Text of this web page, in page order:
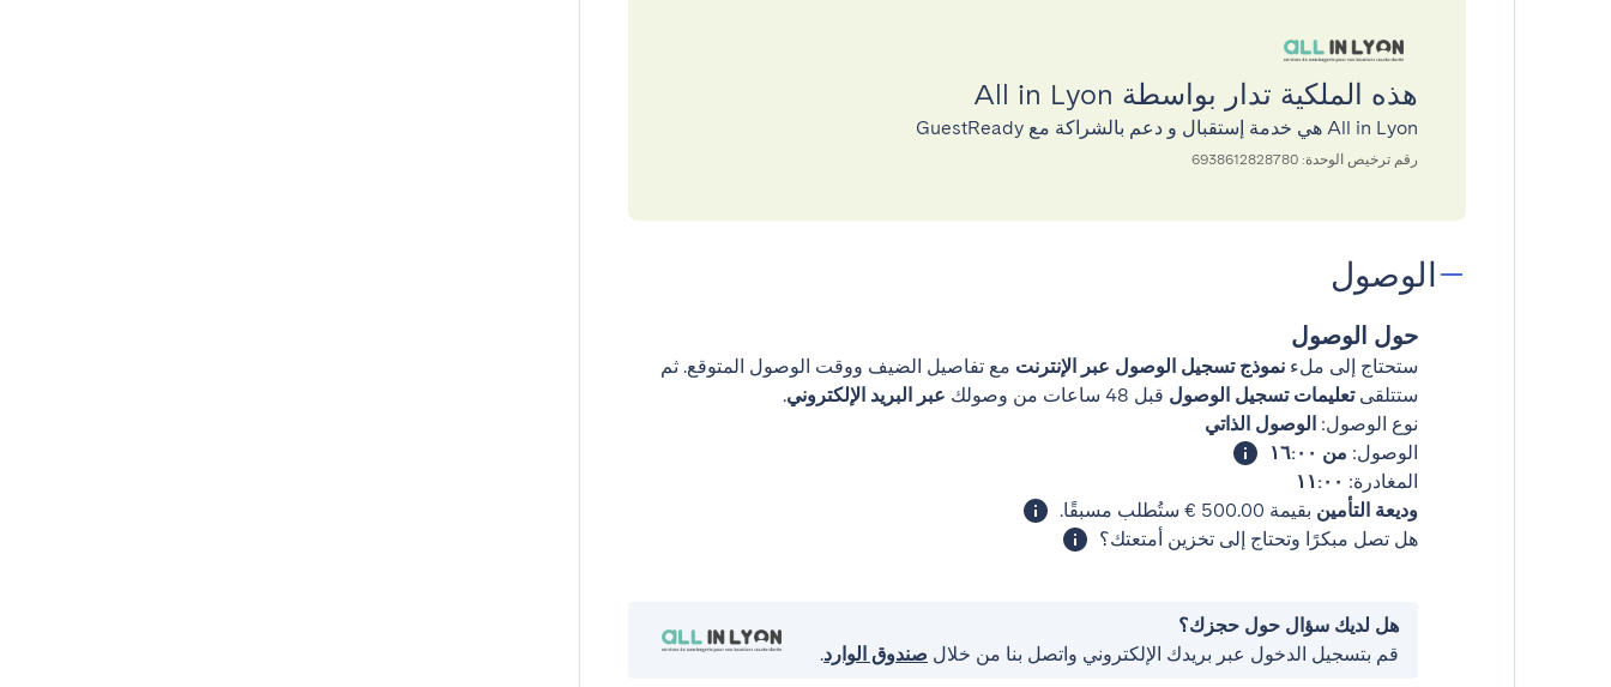
هذه الملكية تدار بواسطة All in Lyon
All in Lyon هي خدمة إستقبال و دعم بالشراكة مع GuestReady
رقم ترخيص الوحدة: 6938612828780
الوصول
حول الوصول
ستحتاج إلى ملء نموذج تسجيل الوصول عبر الإنترنت مع تفاصيل الضيف ووقت الوصول المتوقع. ثم
ستتلقىتعليمات تسجيل الوصول قبل 48 ساعات من وصولك عبر البريد الإلكتروني.
نوع الوصول: الوصول الذاتي
الوصول: من ١٦:٠٠
المغادرة: ١١:٠٠
وديعة التأمين بقيمة ‏500.00 € ستُطلب مسبقًا.
هل تصل مبكرًا وتحتاج إلى تخزين أمتعتك؟
هل لديك سؤال حول حجزك؟
قم بتسجيل الدخول عبر بريدك الإلكتروني واتصل بنا من خلال صندوق الوارد.